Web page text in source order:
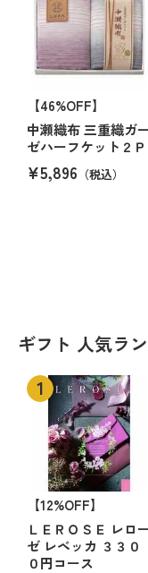
【46%OFF】
中瀬織布 三重織ガ
ゼハーフケット２Ｐ
¥5,896 （税込）
ギフト 人気ラ
【12%OFF】
ＬＥＲＯＳＥ レロ
ゼ レベッカ ３３０
０円コース